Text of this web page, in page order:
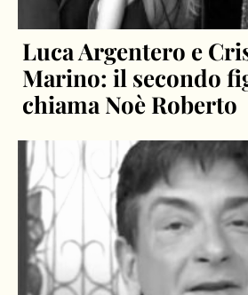
Luca Argentero e
Marino: il secondo
chiama Noè Roberto